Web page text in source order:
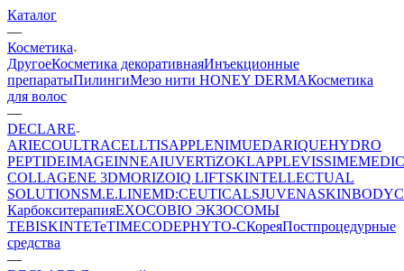
Каталог
—
Косметика
ДругоеКосметика декоративнаяИнъекционные
препаратыПилингиМезо нити HONEY DERMAКосметика
для волос
—
DECLARE
ARIECOULTRACELLTISAPPLENIMUEDARIQUEHYDRO
PEPTIDEIMAGEINNEAIUVERTiZOKLAPPLEVISSIME
COLLAGENE 3DMORIZOIQ LIFTSKINTELLECTUAL
SOLUTIONSM.E.LINEMD:CEUTICALSJUVENASKINBODY
КарбокситерапияEXOCOBIO ЭКЗОСОМЫ
TEBISKINTETeTIMECODEPHYTO-CКореяПостпроцедурные
средства
—